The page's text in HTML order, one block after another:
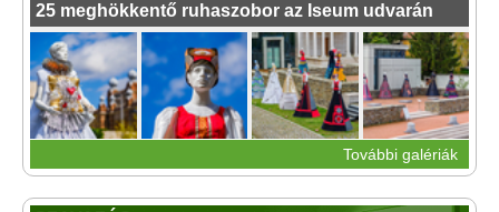
25 meghökkentő ruhaszobor az Iseum udvarán
További galériák